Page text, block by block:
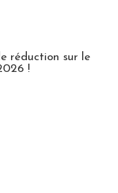
réduction sur le
!